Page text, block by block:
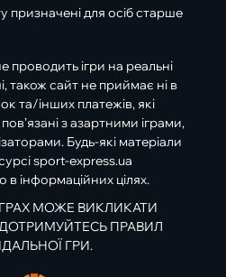
призначені для осіб старше
проводить ігри на реальні
також сайт не приймає ні в
та/інших платежів, які
з азартними іграми,
Будь-які матеріали
sport-express.ua
в інформаційних цілях.
МОЖЕ ВИКЛИКАТИ
ДОТРИМУЙТЕСЬ ПРАВИЛ
ГРИ.